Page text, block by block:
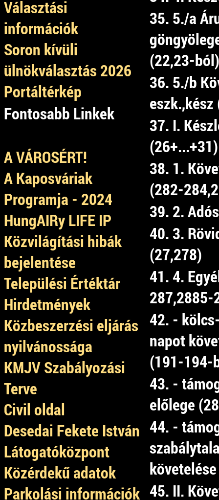
Választási
információk
Soron kívüli
ülnökválasztás 2026
Portáltérkép
Fontosabb Linkek
A VÁROSÉRT!
A Kaposváriak
Programja - 2024
HungAIRy LIFE IP
Közvilágítási hibák
bejelentése
Települési Értéktár
Hirdetmények
Közbeszerzési eljárás
nyilvánossága
KMJV Szabályozási
Terve
Civil oldal
Desedai Fekete István
Látogatóközpont
Közérdekű adatok
Parkolási információk
35. 5./a
(22,23-ból)
36. 5./b
37. I.
(26+...+31)
38. 1.
(282-
39. 2.
40. 3.
(27,278)
41. 4.
42. -
napot
(191-194-
43. -
előlege
44. -
45. II.